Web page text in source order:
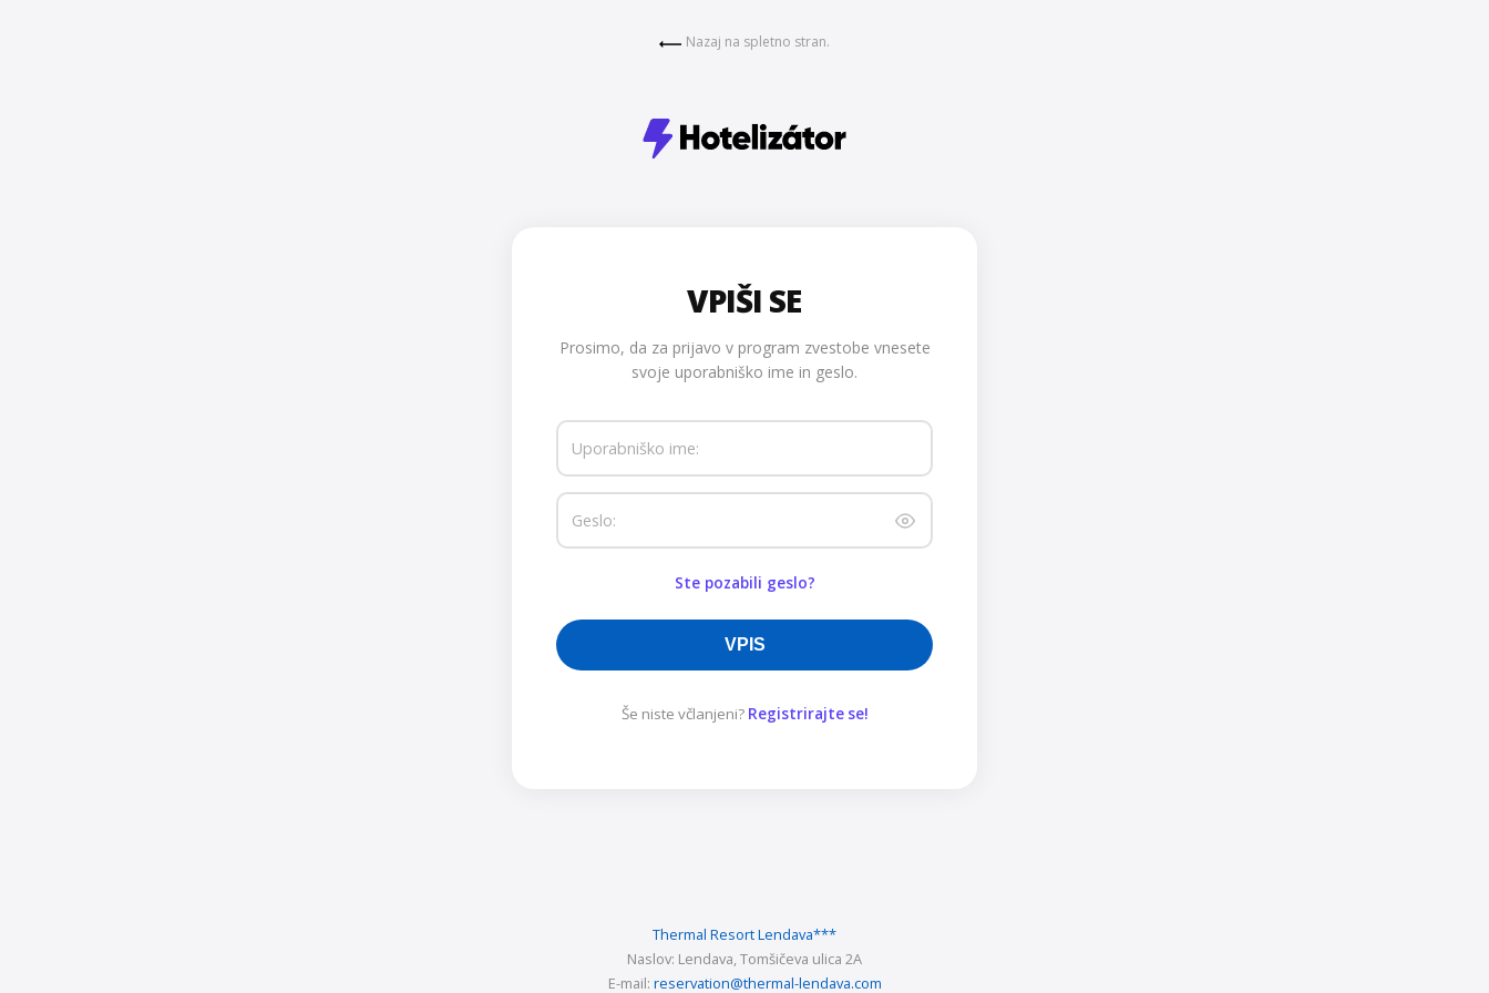
Nazaj na spletno stran.
VPIŠI SE
Prosimo, da za prijavo v program zvestobe vnesete
svoje uporabniško ime in geslo.
Uporabniško ime:
Geslo:
Ste pozabili geslo?
VPIS
Še niste včlanjeni? Registrirajte se!
Thermal Resort Lendava***
Naslov: Lendava, Tomšičeva ulica 2A
E-mail: reservation@thermal-lendava.com